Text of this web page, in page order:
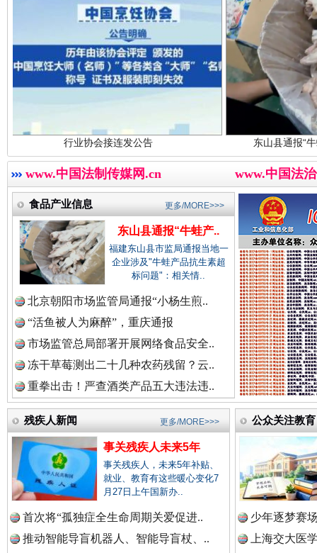
中国视频新闻网.
中国廉政法纪网.
中国律师在线.
中国参政网.中
红船起航处 潮起向未来 广州首
三年瞒报超千万 隐匿收入偷税被查处..
祁连巍巍树丰碑 高回报
业协会接连发公告 东山县通报“牛蛙产品抗生素
www.中国法制传媒网.cn www.中国法
食品产业信息
东山县通报“牛蛙产..
福建东山县市监局通报当地一
企业涉及"牛蛙产品抗生素超
标问题"：相关情..
北京朝阳市场监管局通报“小杨生煎..
“活鱼被人为麻醉”，重庆通报
市场监管总局部署开展网络食品安全..
冻干草莓测出二十几种农药残留？云..
重拳出击！严查酒类产品五大违法违..
更多/MORE>>>
残疾人新闻
事关残疾人未来5年
事关残疾人，未来5年补贴、
就业、教育有这些暖心变化7
月27日上午国新办..
首次将“孤独症全生命周期关爱促进..
推动智能导盲机器人、智能导盲杖、..
更多/MORE>>> 公众关注教育
少年逐梦赛
上海交大医